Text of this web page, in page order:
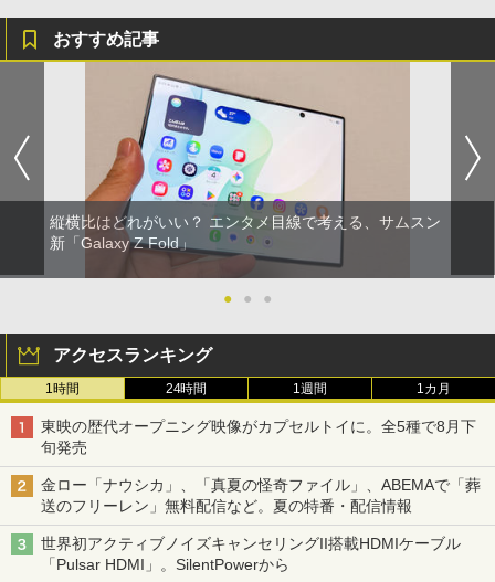
おすすめ記事
縦横比はどれがいい？ エンタメ目線で考える、サムスン
新「Galaxy Z Fold」
● ● ●
アクセスランキング
1時間 24時間 1週間 1カ月
東映の歴代オープニング映像がカプセルトイに。全5種で8月下
旬発売
金ロー「ナウシカ」、「真夏の怪奇ファイル」、ABEMAで「葬
送のフリーレン」無料配信など。夏の特番・配信情報
世界初アクティブノイズキャンセリングII搭載HDMIケーブル
「Pulsar HDMI」。SilentPowerから